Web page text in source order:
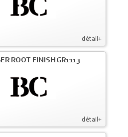
détail+
détail+
ROOT FINISH GR1113